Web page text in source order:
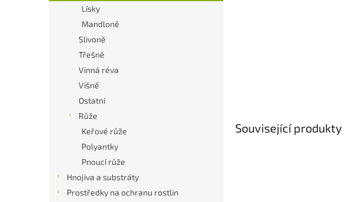
Lísky
Mandloně
Slivoně
Třešně
Vinná réva
Višně
Ostatní
Růže
Keřové růže
Polyantky
Pnoucí růže
Hnojiva a substráty
Prostředky na ochranu rostlin
Související produkty